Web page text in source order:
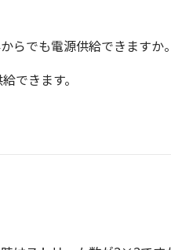
らでも電源供給できますか。
できます。